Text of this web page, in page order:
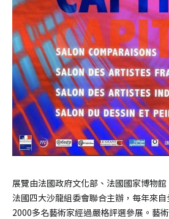
展覽由法國政府文化部、法國國家博物
法國四大沙龍組委會聯合主辦，每年來
2000多名藝術家經過嚴格評選參展。藝